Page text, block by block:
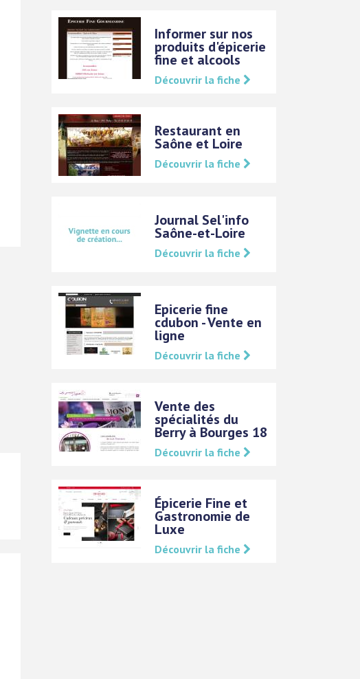
Informer sur nos
produits d'épicerie
fine et alcools
Découvrir la fiche
Restaurant en
Saône et Loire
Découvrir la fiche
Journal Sel'info
Saône-et-Loire
Découvrir la fiche
Epicerie fine
cdubon - Vente en
ligne
Découvrir la fiche
Vente des
spécialités du
Berry à Bourges 18
Découvrir la fiche
Épicerie Fine et
Gastronomie de
Luxe
Découvrir la fiche